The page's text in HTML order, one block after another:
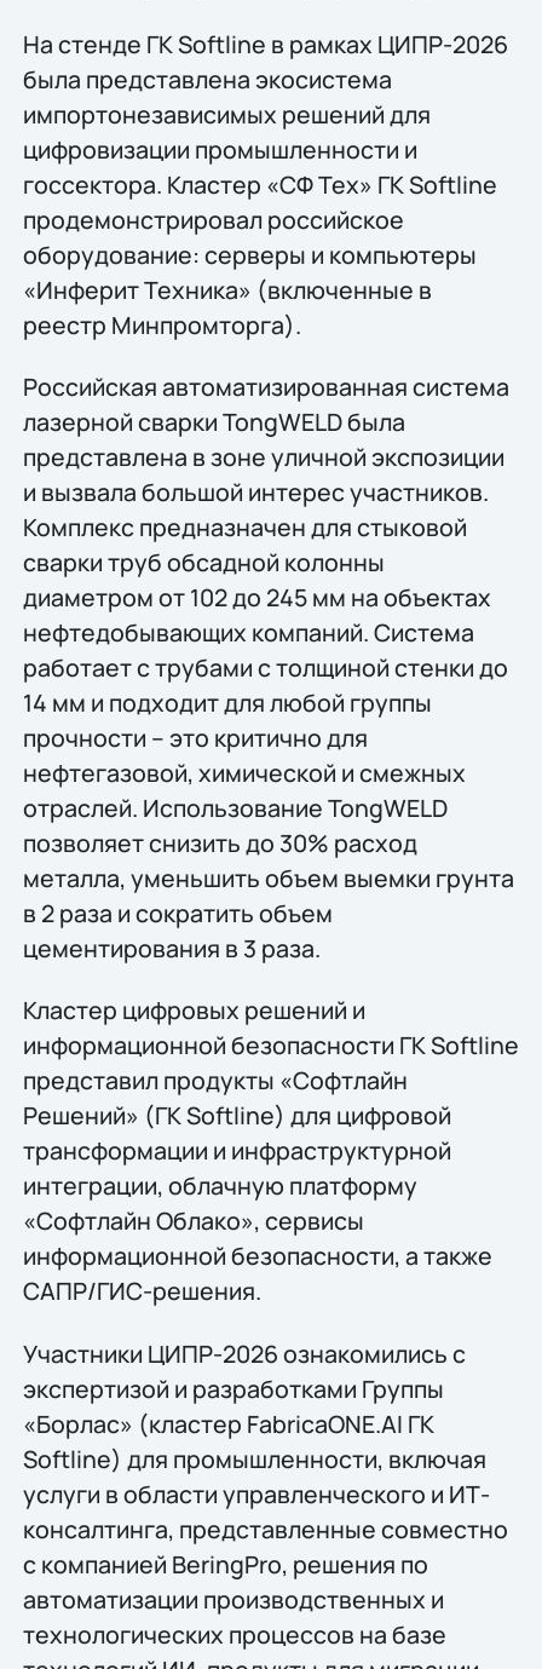
На стенде ГК Softline в рамках ЦИПР-2026
была представлена экосистема
импортонезависимых решений для
цифровизации промышленности и
госсектора. Кластер «СФ Тех» ГК Softline
продемонстрировал российское
оборудование: серверы и компьютеры
«Инферит Техника» (включенные в
реестр Минпромторга).
Российская автоматизированная система
лазерной сварки TongWELD была
представлена в зоне уличной экспозиции
и вызвала большой интерес участников.
Комплекс предназначен для стыковой
сварки труб обсадной колонны
диаметром от 102 до 245 мм на объектах
нефтедобывающих компаний. Система
работает с трубами с толщиной стенки до
14 мм и подходит для любой группы
прочности – это критично для
нефтегазовой, химической и смежных
отраслей. Использование TongWELD
позволяет снизить до 30% расход
металла, уменьшить объем выемки грунта
в 2 раза и сократить объем
цементирования в 3 раза.
Кластер цифровых решений и
информационной безопасности ГК Softline
представил продукты «Софтлайн
Решений» (ГК Softline) для цифровой
трансформации и инфраструктурной
интеграции, облачную платформу
«Софтлайн Облако», сервисы
информационной безопасности, а также
САПР/ГИС-решения.
Участники ЦИПР-2026 ознакомились с
экспертизой и разработками Группы
«Борлас» (кластер FabricaONE.AI ГК
Softline) для промышленности, включая
услуги в области управленческого и ИТ-
консалтинга, представленные совместно
с компанией BeringPro, решения по
автоматизации производственных и
технологических процессов на базе